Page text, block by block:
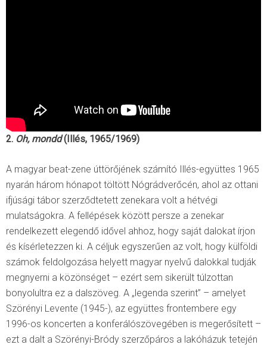
2. Oh, mondd(Illés, 1965/1969)
A magyar beat-zene úttörőjének számító Illés-együttes 1965
nyarán három hónapot töltött Nógrádverőcén, ahol az ottani
ifjúsági tábor szerződtetett zenekara volt a hétvégi
mulatságokra. A fellépések között persze a zenekar
rendelkezett elegendő idővel ahhoz, hogy saját dalokat írjon
és kísérletezzen ki. A céljuk egyszerűen az volt, hogy külföldi
számok feldolgozása helyett magyar nyelvű dalokkal tudják
megnyerni a közönséget – ezért sem sikerült túlzottan
bonyolultra ez a dalszöveg. A „legenda szerint” – amelyet
Szörényi Levente (1945-), az együttes frontembere egy
1996-os koncerten a konferálószövegében is megerősített –
ezt a dalt a Szörényi-Bródy szerzőpáros a lakóházuk tetején